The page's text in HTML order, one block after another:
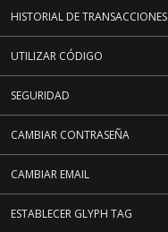
HISTORIAL DE TRANSACCIONES
UTILIZAR CÓDIGO
SEGURIDAD
CAMBIAR CONTRASEÑA
CAMBIAR EMAIL
ESTABLECER GLYPH TAG